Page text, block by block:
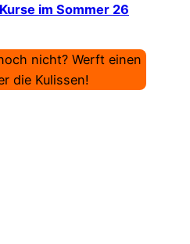
Kurse im Sommer 26
nicht? Werft einen
die Kulissen!